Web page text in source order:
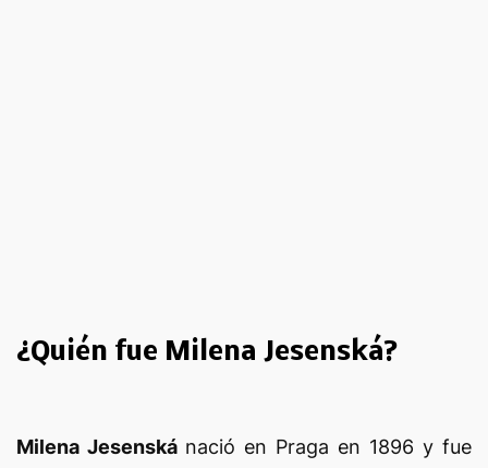
¿Quién fue Milena Jesenská?
Milena Jesenská nació en Praga en 1896 y fue